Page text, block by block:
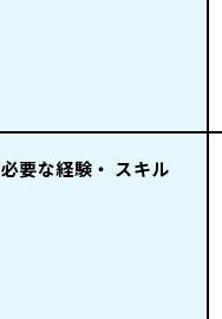
必要な経験・ スキル